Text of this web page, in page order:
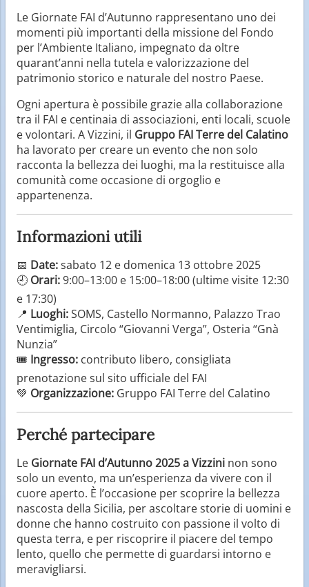
Le Giornate FAI d’Autunno rappresentano uno dei
momenti più importanti della missione del Fondo
per l’Ambiente Italiano, impegnato da oltre
quarant’anni nella tutela e valorizzazione del
patrimonio storico e naturale del nostro Paese.
Ogni apertura è possibile grazie alla collaborazione
tra il FAI e centinaia di associazioni, enti locali, scuole
e volontari. A Vizzini, il Gruppo FAI Terre del Calatino
ha lavorato per creare un evento che non solo
racconta la bellezza dei luoghi, ma la restituisce alla
comunità come occasione di orgoglio e
appartenenza.
Informazioni utili
📅 Date:sabato 12 e domenica 13 ottobre 2025
🕘 Orari:9:00–13:00 e 15:00–18:00 (ultime visite 12:30
e 17:30)
📍 Luoghi:SOMS, Castello Normanno, Palazzo Trao
Ventimiglia, Circolo “Giovanni Verga”, Osteria “Gnà
Nunzia”
🎟️ Ingresso: contributo libero, consigliata
prenotazione sul sito ufficiale del FAI
💚 Organizzazione: Gruppo FAI Terre del Calatino
Perché partecipare
Le Giornate FAI d’Autunno 2025 a Vizzini non sono
solo un evento, ma un’esperienza da vivere con il
cuore aperto. È l’occasione per scoprire la bellezza
nascosta della Sicilia, per ascoltare storie di uomini e
donne che hanno costruito con passione il volto di
questa terra, e per riscoprire il piacere del tempo
lento, quello che permette di guardarsi intorno e
meravigliarsi.